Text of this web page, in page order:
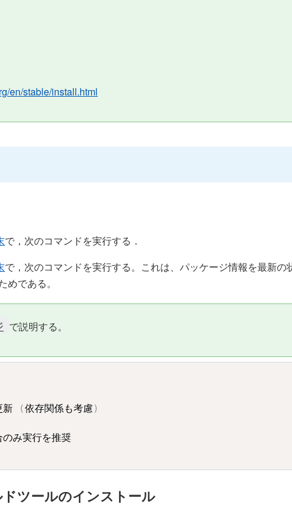
en/stable/install.html
で，次のコマンドを実行する．
で，次のコマンドを実行する。これは、パッケージ情報を最新
である。
で説明する。
新
(依存関係も考慮 )
み実行を推奨
ツールのインストール